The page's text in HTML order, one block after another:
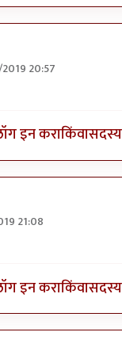
20:57
इन कराकिंवासदस्य
21:08
इन कराकिंवासदस्य